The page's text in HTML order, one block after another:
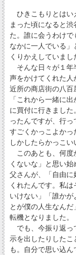
ひきこもりとはい
まった頃になると
た。誰に会うわけ
なかに一人でいる」
くりかえしていまし
そんな日々が１年
声をかけてくれた人
近所の商店街の八百
「これから一緒に
に買付に行きまし
ったんですが、行
すごくかっこよかっ
しかしたらかっこい
このあとも、何度
くないな」と思い
父さんが、「自由
くれたんです。私
いけない」「誰かが
とが僕の人生なん
転機となりました。
でも、今振り返っ
示を出したりした
も。自分で思い込ん